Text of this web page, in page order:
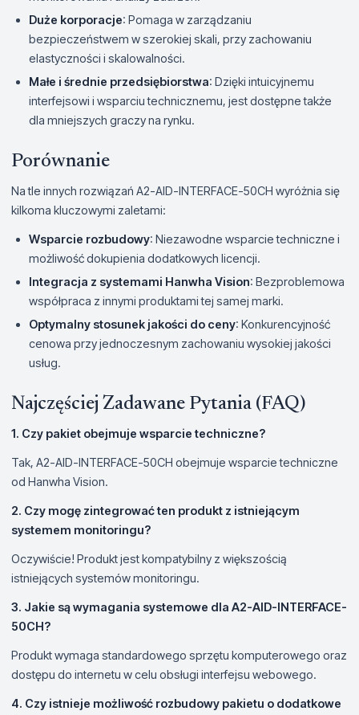
Duże korporacje: Pomaga w zarządzaniu
bezpieczeństwem w szerokiej skali, przy zachowaniu
elastyczności i skalowalności.
Małe i średnie przedsiębiorstwa: Dzięki intuicyjnemu
interfejsowi i wsparciu technicznemu, jest dostępne także
dla mniejszych graczy na rynku.
Porównanie
Na tle innych rozwiązań A2-AID-INTERFACE-50CH wyróżnia się
kilkoma kluczowymi zaletami:
Wsparcie rozbudowy: Niezawodne wsparcie techniczne i
możliwość dokupienia dodatkowych licencji.
Integracja z systemami Hanwha Vision: Bezproblemowa
współpraca z innymi produktami tej samej marki.
Optymalny stosunek jakości do ceny: Konkurencyjność
cenowa przy jednoczesnym zachowaniu wysokiej jakości
usług.
Najczęściej Zadawane Pytania (FAQ)
1. Czy pakiet obejmuje wsparcie techniczne?
Tak, A2-AID-INTERFACE-50CH obejmuje wsparcie techniczne
od Hanwha Vision.
2. Czy mogę zintegrować ten produkt z istniejącym
systemem monitoringu?
Oczywiście! Produkt jest kompatybilny z większością
istniejących systemów monitoringu.
3. Jakie są wymagania systemowe dla A2-AID-INTERFACE-
50CH?
Produkt wymaga standardowego sprzętu komputerowego oraz
dostępu do internetu w celu obsługi interfejsu webowego.
4. Czy istnieje możliwość rozbudowy pakietu o dodatkowe